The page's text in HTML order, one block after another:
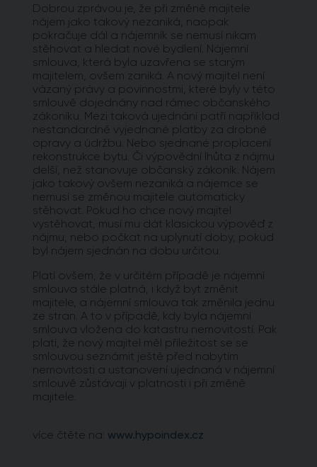
Dobrou zprávou je, že při změně majitele
nájem jako takový nezaniká, naopak
pokračuje dál a nájemník se nemusí nikam
stěhovat a hledat nové bydlení. Nájemní
smlouva, která byla uzavřena se starým
majitelem, ovšem zaniká. A nový majitel není
vázaný právy a povinnostmi, které byly v této
smlouvě dojednány nad rámec občanského
zákoníku. Mezi taková ujednání patří například
nestandardně vyjednané platby za drobné
opravy a údržbu. Nebo sjednané proplacení
rekonstrukce bytu. Či výpovědní lhůta z nájmu
delší, než stanovuje občanský zákoník. Nájem
jako takový ovšem nezaniká a nájemce se
nemusí se změnou majitele automaticky
stěhovat. Pokud ho chce nový majitel
vystěhovat, musí mu dát klasickou výpověď z
nájmu, nebo počkat na uplynutí doby, pokud
byl nájem sjednán na dobu určitou.
Platí ovšem, že v určitém případě je nájemní
smlouva stále platná, i když byt změnit
majitele, a nájemní smlouva tak změnila jednu
ze stran. A to v případě, kdy byla nájemní
smlouva vložena do katastru nemovitostí. Pak
platí, že nový majitel měl příležitost se se
smlouvou seznámit ještě před nabytím
nemovitosti a ustanovení ujednaná v nájemní
smlouvě zůstávají v platnosti i při změně
majitele.
více čtěte na: www.hypoindex.cz